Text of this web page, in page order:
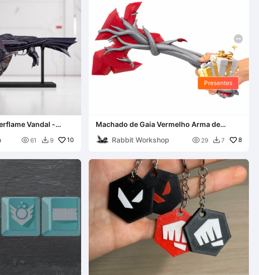
Vandal -
 61  9 10
Machado de Gaia Vermelho Arma de
Rabbit Workshop
 29  7 8
Presentes
Grátis